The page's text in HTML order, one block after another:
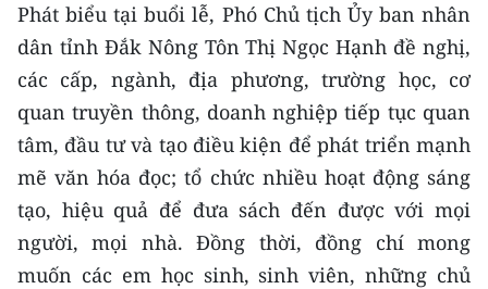
ENGLISH
FRANÇAIS
РУССКИЙ
ESPAÑOL
Phát biểu tại buổi lễ, Phó Chủ tịch Ủy ban nhân
dân tỉnh Đắk Nông Tôn Thị Ngọc Hạnh đề nghị,
các cấp, ngành, địa phương, trường học, cơ
quan truyền thông, doanh nghiệp tiếp tục quan
tâm, đầu tư và tạo điều kiện để phát triển mạnh
mẽ văn hóa đọc; tổ chức nhiều hoạt động sáng
tạo, hiệu quả để đưa sách đến được với mọi
người, mọi nhà. Đồng thời, đồng chí mong
muốn các em học sinh, sinh viên, những chủ